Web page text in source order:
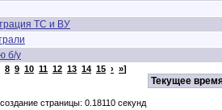
ТС и ВУ
б/у
8 9 10 11 12 13 14 15 › »]
Текущее
страницы: 0.18110 секунд